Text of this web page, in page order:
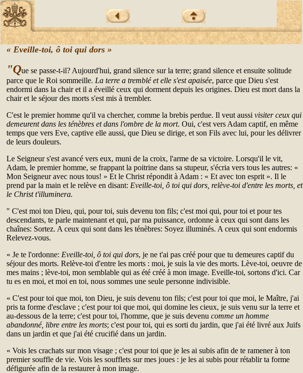
« Eveille-toi, ô toi qui dors »
"Que se passe-t-il? Aujourd'hui, grand silence sur la terre; grand silence et ensuite solitude
parce que le Roi sommeille. La terre a tremblé et elle s'est apaisée, parce que Dieu s'est
endormi dans la chair et il a éveillé ceux qui dorment depuis les origines. Dieu est mort dans la
chair et le séjour des morts s'est mis à trembler.
C'est le premier homme qu'il va chercher, comme la brebis perdue. Il veut aussi visiter ceux qui
demeurent dans les ténèbres et dans l'ombre de la mort. Oui, c'est vers Adam captif, en même
temps que vers Eve, captive elle aussi, que Dieu se dirige, et son Fils avec lui, pour les délivrer
de leurs douleurs.
Le Seigneur s'est avancé vers eux, muni de la croix, l'arme de sa victoire. Lorsqu'il le vit,
Adam, le premier homme, se frappant la poitrine dans sa stupeur, s'écria vers tous les autres: «
Mon Seigneur avec nous tous! » Et le Christ répondit à Adam : « Et avec ton esprit ». Il le
prend par la main et le relève en disant: Eveille-toi, ô toi qui dors, relève-toi d'entre les morts, et
le Christ t'illuminera.
" C'est moi ton Dieu, qui, pour toi, suis devenu ton fils; c'est moi qui, pour toi et pour tes
descendants, te parle maintenant et qui, par ma puissance, ordonne à ceux qui sont dans les
chaînes: Sortez. A ceux qui sont dans les ténèbres: Soyez illuminés. A ceux qui sont endormis
Relevez-vous.
« Je te l'ordonne: Eveille-toi, ô toi qui dors, je ne t'ai pas créé pour que tu demeures captif du
séjour des morts. Relève-toi d'entre les morts : moi, je suis la vie des morts. Lève-toi, oeuvre de
mes mains ; lève-toi, mon semblable qui as été créé à mon image. Eveille-toi, sortons d'ici. Car
tu es en moi, et moi en toi, nous sommes une seule personne indivisible.
« C'est pour toi que moi, ton Dieu, je suis devenu ton fils; c'est pour toi que moi, le Maître, j'ai
pris ta forme d'esclave ; c'est pour toi que moi, qui domine les cieux, je suis venu sur la terre et
au-dessous de la terre; c'est pour toi, l'homme, que je suis devenu comme un homme
abandonné, libre entre les morts; c'est pour toi, qui es sorti du jardin, que j'ai été livré aux Juifs
dans un jardin et que j'ai été crucifié dans un jardin.
« Vois les crachats sur mon visage ; c'est pour toi que je les ai subis afin de te ramener à ton
premier souffle de vie. Vois les soufflets sur mes joues : je les ai subis pour rétablir ta forme
défigurée afin de la restaurer à mon image.